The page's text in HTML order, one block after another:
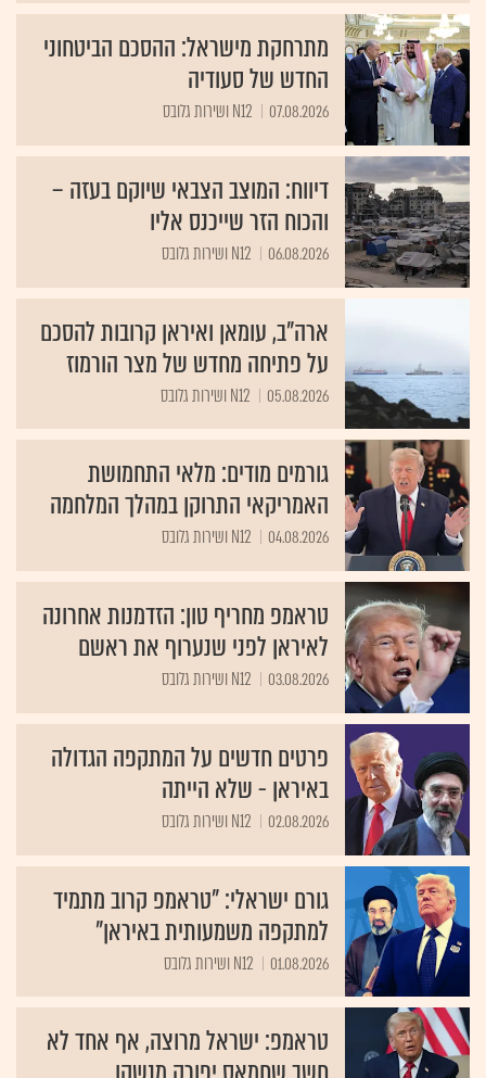
מתרחקת מישראל: ההסכם הביטחוני
החדש של סעודיה
07.08.2026 N12 ושירות גלובס
דיווח: המוצב הצבאי שיוקם בעזה –
והכוח הזר שייכנס אליו
06.08.2026 N12 ושירות גלובס
ארה"ב, עומאן ואיראן קרובות להסכם
על פתיחה מחדש של מצר הורמוז
05.08.2026 N12 ושירות גלובס
גורמים מודים: מלאי התחמושת
האמריקאי התרוקן במהלך המלחמה
04.08.2026 N12 ושירות גלובס
טראמפ מחריף טון: הזדמנות אחרונה
לאיראן לפני שנערוף את ראשם
03.08.2026 N12 ושירות גלובס
פרטים חדשים על המתקפה הגדולה
באיראן - שלא הייתה
02.08.2026 N12 ושירות גלובס
גורם ישראלי: "טראמפ קרוב מתמיד
למתקפה משמעותית באיראן"
01.08.2026 N12 ושירות גלובס
טראמפ: ישראל מרוצה, אף אחד לא